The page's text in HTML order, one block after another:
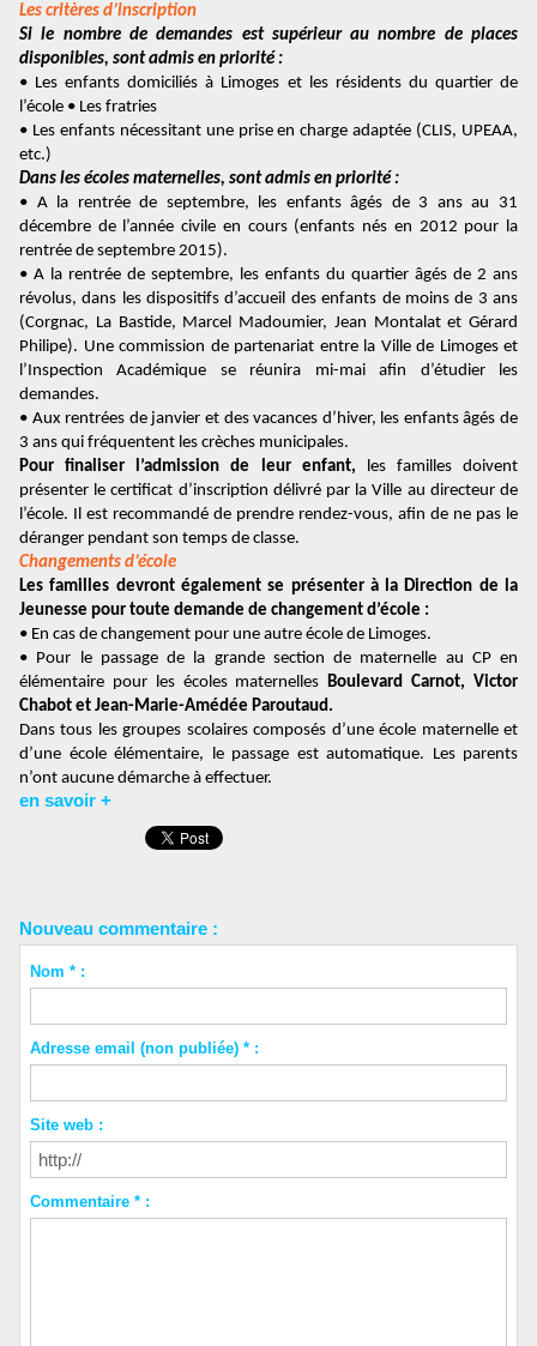
Les critères d’inscription
Si le nombre de demandes est supérieur au nombre de places
disponibles, sont admis en priorité :
• Les enfants domiciliés à Limoges et les résidents du quartier de
l’école • Les fratries
• Les enfants nécessitant une prise en charge adaptée (CLIS, UPEAA,
etc.)
Dans les écoles maternelles, sont admis en priorité :
• A la rentrée de septembre, les enfants âgés de 3 ans au 31
décembre de l’année civile en cours (enfants nés en 2012 pour la
rentrée de septembre 2015).
• A la rentrée de septembre, les enfants du quartier âgés de 2 ans
révolus, dans les dispositifs d’accueil des enfants de moins de 3 ans
(Corgnac, La Bastide, Marcel Madoumier, Jean Montalat et Gérard
Philipe). Une commission de partenariat entre la Ville de Limoges et
l’Inspection Académique se réunira mi-mai afin d’étudier les
demandes.
• Aux rentrées de janvier et des vacances d’hiver, les enfants âgés de
3 ans qui fréquentent les crèches municipales.
Pour finaliser l’admission de leur enfant,
les familles doivent
présenter le certificat d’inscription délivré par la Ville au directeur de
l’école. Il est recommandé de prendre rendez-vous, afin de ne pas le
déranger pendant son temps de classe.
Changements d’école
Les familles devront également se présenter à la Direction de la
Jeunesse pour toute demande de changement d’école :
• En cas de changement pour une autre école de Limoges.
• Pour le passage de la grande section de maternelle au CP en
élémentaire pour les écoles maternelles Boulevard Carnot, Victor
Chabot et Jean-Marie-Amédée Paroutaud.
Dans tous les groupes scolaires composés d’une école maternelle et
d’une école élémentaire, le passage est automatique. Les parents
n’ont aucune démarche à effectuer.
en savoir +
Nouveau commentaire :
Nom * :
Adresse email (non publiée) * :
Site web :
Commentaire * :